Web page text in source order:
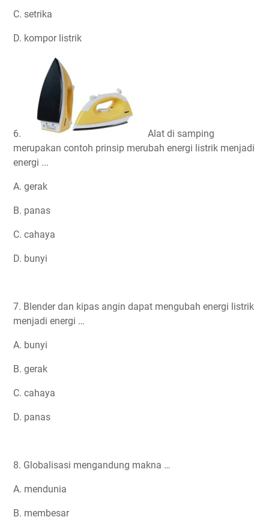
C. setrika
D. kompor listrik
6.
Alat di samping
merupakan contoh prinsip merubah energi listrik menjadi
energi ...
A. gerak
B. panas
C. cahaya
D. bunyi
7. Blender dan kipas angin dapat mengubah energi listrik
menjadi energi …
A. bunyi
B. gerak
C. cahaya
D. panas
8. Globalisasi mengandung makna …
A. mendunia
B. membesar